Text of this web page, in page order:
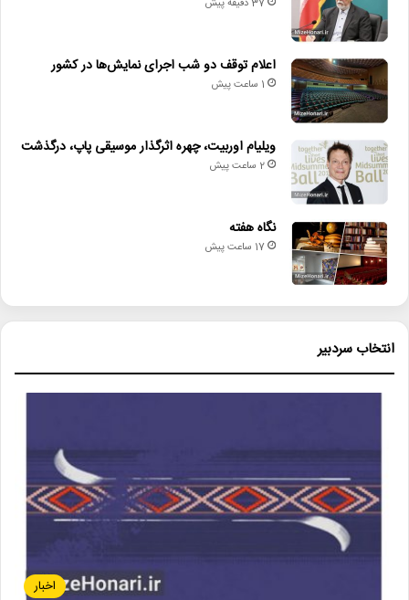
لینک خبر
دیگر خبرها
• نگاه هفته
• عیادت از ایرج؛ تجلیل از دهه‌ها فعالیت هنری خواننده نامدار
• پیام وزیر فرهنگ به مناسبت روز خبرنگار
• اعلام توقف دو شب اجرای نمایش‌ها در کشور
• ویلیام اوربیت، چهره اثرگذار موسیقی پاپ، درگذشت
جزیره_قشم
جشنواره_فیلم_آوای_صلح
سینمای_ایران
37 دقیقه پیش
اعلام توقف دو شب اجرای نمایش‌ها در کشور
1 ساعت پیش
ویلیام اوربیت، چهره اثرگذار موسیقی پاپ، درگذشت
2 ساعت پیش
نگاه هفته
17 ساعت پیش
انتخاب سردبیر
اخبار